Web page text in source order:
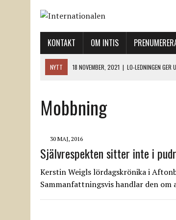
KONTAKT OM INTIS
NYTT 18 NOVEMBER, 2021 | LO-LEDNINGEN GER
12 NOVEMBER, 2021 | ETT STEG TILL
12 NOVEMBER, 2021
18 NOVEMBER, 2021 | SVENONIUS UTBUAD VID
Mobbning
30 MAJ, 2016
Självrespekten sitter inte i
Kerstin Weigls lördagskrönika i
Sammanfattningsvis handlar den